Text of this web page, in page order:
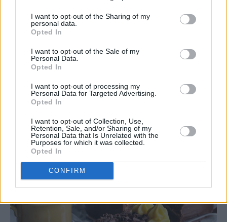
I want to opt-out of the Sharing of my
personal data.
Opted In
I want to opt-out of the Sale of my
Personal Data.
Opted In
I want to opt-out of processing my
Personal Data for Targeted Advertising.
Opted In
I want to opt-out of Collection, Use,
Retention, Sale, and/or Sharing of my
Personal Data that Is Unrelated with the
Purposes for which it was collected.
Opted In
CONFIRM
♥ ♥♥♥